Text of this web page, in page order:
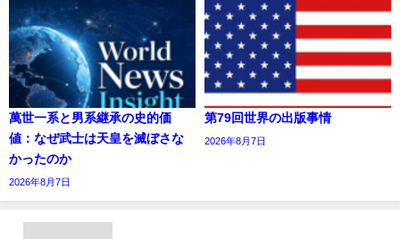
萬世一系と男系継承の史的価
値：なぜ武士は天皇を滅ぼさな
かったのか
2026年8月7日
第79回世界の出版事情
2026年8月7日